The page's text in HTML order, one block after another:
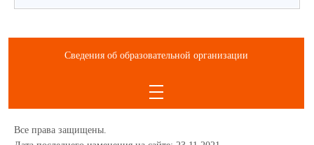
Сведения об образовательной организации
Все права защищены.